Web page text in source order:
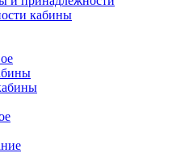
кабины